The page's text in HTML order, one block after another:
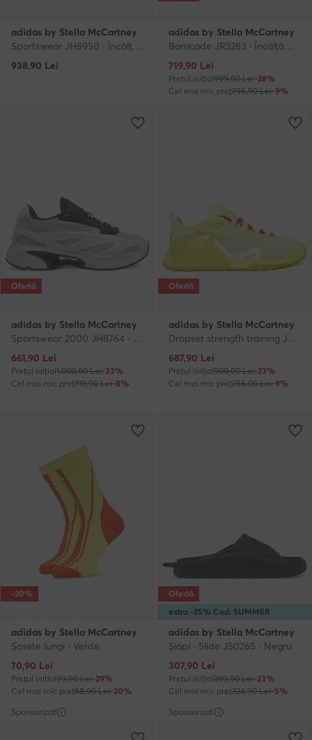
adidas by Stella McCartney
Sportswear JH8950 · Încălțăminte pentru sală
938,90 Lei
adidas by Stella McCartney
Barricade JR3283 · Încălțăminte pentru sală
Prețul actual
719,90 Lei
Prețul inițial999,90 Lei-28%
Cel mai mic preț795,90 Lei-9%
Ofertă
adidas by Stella McCartney
Sportswear 2000 JH8764 · Încălțăminte pentru sală
Prețul actual
661,90 Lei
Prețul inițial1.000,00 Lei-33%
Cel mai mic preț719,90 Lei-8%
Ofertă
adidas by Stella McCartney
Dropset strength training JQ1593 · Încălțăminte pentru sală
Prețul actual
687,90 Lei
Prețul inițial900,00 Lei-23%
Cel mai mic preț756,90 Lei-9%
-20%
adidas by Stella McCartney
Șosete lungi · Verde
Prețul actual
70,90 Lei
Prețul inițial99,90 Lei-29%
Cel mai mic preț88,90 Lei-20%
extra -25% Cod: SUMMER
Ofertă
adidas by Stella McCartney
Şlapi · Slide JS0265 · Negru
Prețul actual
307,90 Lei
Prețul inițial399,90 Lei-23%
Cel mai mic preț324,90 Lei-5%
Sponsorizat
Sponsorizat